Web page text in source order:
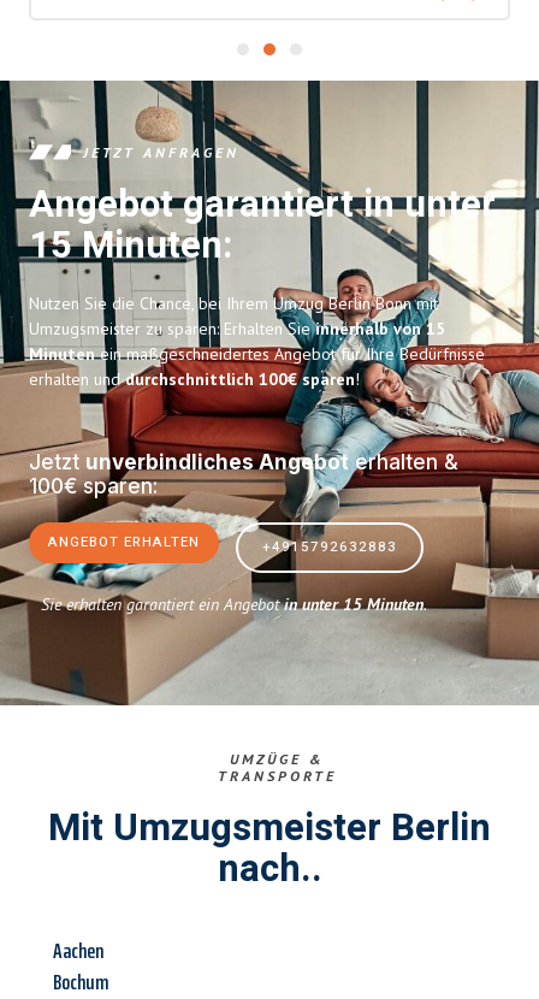
JETZT ANFRAGEN
Angebot garantiert in unter
15 Minuten:
Nutzen Sie die Chance, bei Ihrem Umzug Berlin Bonn mit
Umzugsmeister zu sparen: Erhalten Sieinnerhalb von 15
Minutenein maßgeschneidertes Angebot für Ihre Bedürfnisse
erhalten unddurchschnittlich 100€ sparen!
Jetzt unverbindliches Angeboterhalten &
100€ sparen:
ANGEBOT ERHALTEN +4915792632883
Sie erhalten garantiert ein Angebotin unter 15 Minuten.
UMZÜGE &
TRANSPORTE
Mit Umzugsmeister Berlin
nach..
Aachen
Bochum